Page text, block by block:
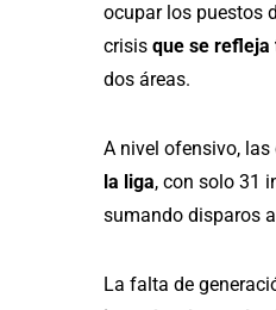
ocupar los puestos
crisis que se refleja
dos áreas.
A nivel ofensivo,
la liga, con solo 31
sumando disparos
La falta de